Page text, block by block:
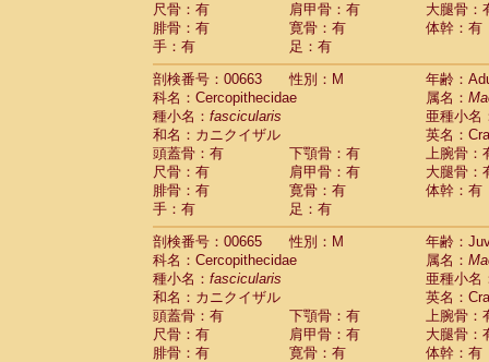
尺骨：有
肩甲骨：有
大腿骨：
腓骨：有
寛骨：有
体幹：有
手：有
足：有
剖検番号：00663
性別：M
年齢：
科名：Cercopithecidae
属名：
種小名： fascicularis
亜種小名
和名：カニクイザル
英名：
頭蓋骨：有
下顎骨：有
上腕骨：
尺骨：有
肩甲骨：有
大腿骨：
腓骨：有
寛骨：有
体幹：有
手：有
足：有
剖検番号：00665
性別：M
年齢：
科名：Cercopithecidae
属名：
種小名： fascicularis
亜種小名
和名：カニクイザル
英名：
頭蓋骨：有
下顎骨：有
上腕骨：
尺骨：有
肩甲骨：有
大腿骨：
腓骨：有
寛骨：有
体幹：有